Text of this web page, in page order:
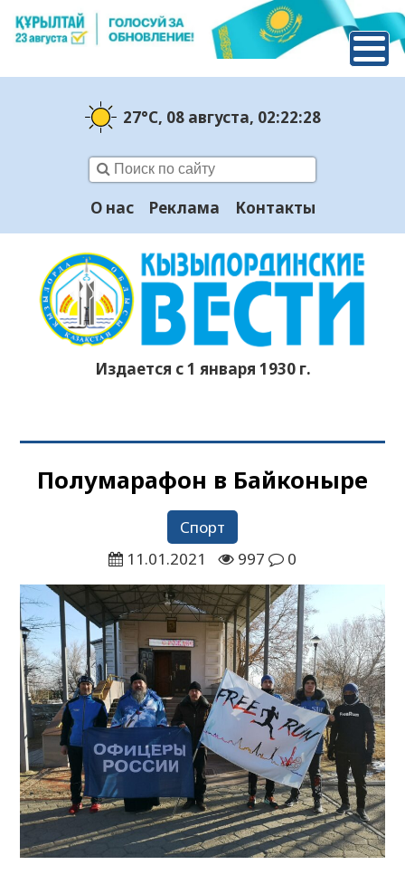
27°C, 08 августа, 02:22:28
О нас Реклама Контакты
Издается с 1 января 1930 г.
Полумарафон в Байконыре
Спорт
11.01.2021
997 0